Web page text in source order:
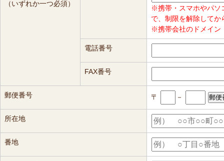
（いずれか一つ必須）
※携帯・スマホやパソ
で、制限を解除して
※携帯会社のドメイン
電話番号
FAX番号
郵便番号 〒 －
所在地
番地